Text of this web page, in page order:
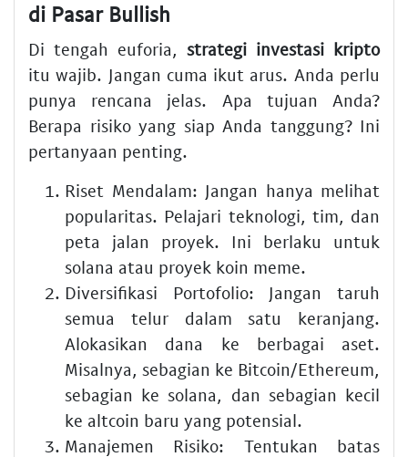
di Pasar Bullish
Di tengah euforia, strategi investasi kripto
itu wajib. Jangan cuma ikut arus. Anda perlu
punya rencana jelas. Apa tujuan Anda?
Berapa risiko yang siap Anda tanggung? Ini
pertanyaan penting.
Riset Mendalam: Jangan hanya melihat
popularitas. Pelajari teknologi, tim, dan
peta jalan proyek. Ini berlaku untuk
solana atau proyek koin meme.
Diversifikasi Portofolio: Jangan taruh
semua telur dalam satu keranjang.
Alokasikan dana ke berbagai aset.
Misalnya, sebagian ke Bitcoin/Ethereum,
sebagian kesolana, dan sebagian kecil
ke altcoin baru yang potensial.
Manajemen Risiko: Tentukan batas